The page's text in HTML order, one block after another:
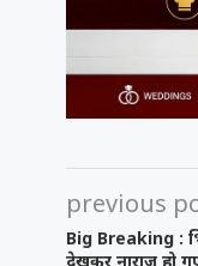
previous
Big Breaking :
देखकर नाराज हो